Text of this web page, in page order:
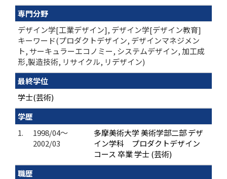
専門分野
デザイン学[工業デザイン], デザイン学[デザイン教育]
キーワード(プロダクトデザイン, デザインマネジメン
ト, サーキュラーエコノミー, システムデザイン, 加工成
形,製造技術, リサイクル, リデザイン)
最終学位
学士(芸術)
学歴
1.
1998/04～
2002/03
多摩美術大学 美術学部二部 デザ
イン学科 プロダクトデザイン
コース 卒業 学士 (芸術)
職歴